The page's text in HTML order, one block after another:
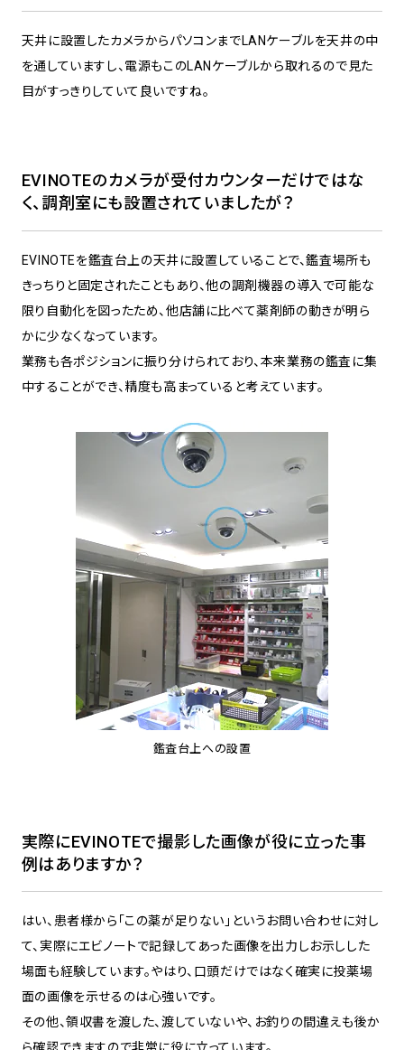
天井に設置したカメラからパソコンまでLANケーブルを天井の中
を通していますし、電源もこのLANケーブルから取れるので見た
目がすっきりしていて良いですね。
EVINOTEのカメラが受付カウンターだけではな
く、調剤室にも設置されていましたが？
EVINOTEを鑑査台上の天井に設置していることで、鑑査場所も
きっちりと固定されたこともあり、他の調剤機器の導入で可能な
限り自動化を図ったため、他店舗に比べて薬剤師の動きが明ら
かに少なくなっています。
業務も各ポジションに振り分けられており、本来業務の鑑査に集
中することができ、精度も高まっていると考えています。
鑑査台上への設置
実際にEVINOTEで撮影した画像が役に立った事
例はありますか？
はい、患者様から「この薬が足りない」というお問い合わせに対し
て、実際にエビノートで記録してあった画像を出力しお示しした
場面も経験しています。やはり、口頭だけではなく確実に投薬場
面の画像を示せるのは心強いです。
その他、領収書を渡した、渡していないや、お釣りの間違えも後か